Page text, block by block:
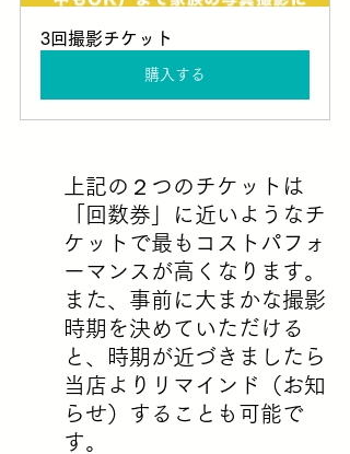
3回撮影チケット
購入する
上記の２つのチケットは
「回数券」に近いようなチ
ケットで最もコストパフォ
ーマンスが高くなります。
また、事前に大まかな撮影
時期を決めていただける
と、時期が近づきましたら
当店よりリマインド（お知
らせ）することも可能で
す。